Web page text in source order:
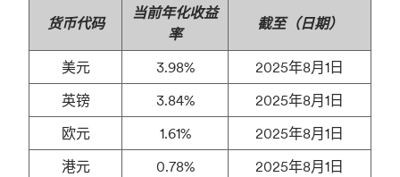
货币代码
当前年化收益
率
截至（日期）
美元 3.98%
2025年8月1日
英镑
3.84%
2025年8月1日
欧元
1.61%
2025年8月1日
港元
0.78% 2025年8月1日